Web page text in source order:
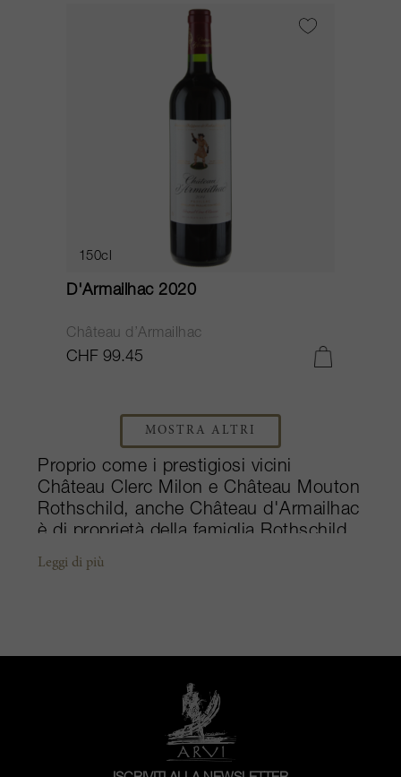
150cl
D'Armailhac 2020
Château d’Armailhac
CHF 99.45
MOSTRA ALTRI
Proprio come i prestigiosi vicini
Château Clerc Milon e Château Mouton
Rothschild, anche Château d'Armailhac
è di proprietà della famiglia Rothschild.
La tenuta è appartenuta ai proprietari
originali, la famiglia d'Armailhacq, dal
scomparsa nel 2014, la baronessa
Philippine de Rothschild si occupò della
proprietà e lavorò per ripristinare la vera
identità dello Château. Cinquième Cru
nell'illustre Classificazione del 1855, la
tenuta di 70 ettari del Pauillac
Leggi di più